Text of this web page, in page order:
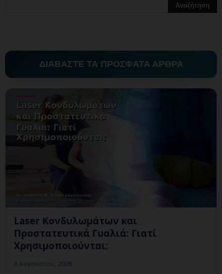
ΔΙΑΒΑΣΤΕ ΤΑ ΠΡΟΣΦΑΤΑ ΑΡΘΡΑ
Laser Κονδυλωμάτων και
Προστατευτικά Γυαλιά: Γιατί
Χρησιμοποιούνται;